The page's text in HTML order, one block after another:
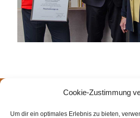
Cookie-Zustimmung
Um dir ein optimales Erlebnis zu bieten,
© Weingut Thomas Steigelmann